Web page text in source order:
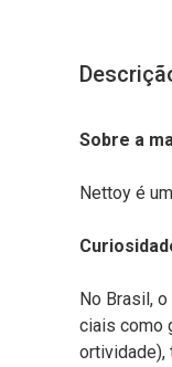
Sobre a
Nettoy é
No Brasil,
ciais como
ortividade),